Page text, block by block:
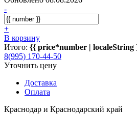
-
+
В корзину
Итого: {{ price*number | localeString
8(995) 170-44-50
Уточнить цену
Доставка
Оплата
Краснодар и Краснодарский край